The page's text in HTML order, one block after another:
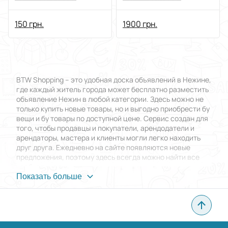
150 грн. 1900 грн.
BTW Shopping – это удобная доска объявлений в Нежине,
где каждый житель города может бесплатно разместить
объявление Нежин в любой категории. Здесь можно не
только купить новые товары, но и выгодно приобрести бу
вещи и бу товары по доступной цене. Сервис создан для
того, чтобы продавцы и покупатели, арендодатели и
арендаторы, мастера и клиенты могли легко находить
друг друга. Ежедневно на сайте появляются новые
предложения, поэтому здесь всегда можно найти все
заключается в том, что разместить объявление Нежин
Показать больше